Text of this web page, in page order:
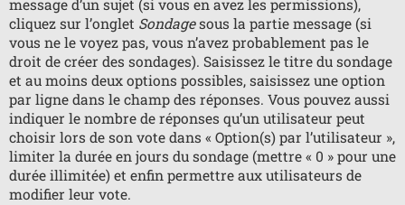
message d’un sujet (si vous en avez les permissions),
cliquez sur l’onglet Sondagesous la partie message (si
vous ne le voyez pas, vous n’avez probablement pas le
droit de créer des sondages). Saisissez le titre du sondage
et au moins deux options possibles, saisissez une option
par ligne dans le champ des réponses. Vous pouvez aussi
indiquer le nombre de réponses qu’un utilisateur peut
choisir lors de son vote dans « Option(s) par l’utilisateur »,
limiter la durée en jours du sondage (mettre « 0 » pour une
durée illimitée) et enfin permettre aux utilisateurs de
modifier leur vote.